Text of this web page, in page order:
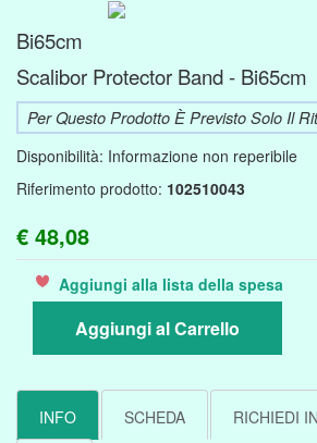
Bi65cm
Scalibor Protector Band - Bi65cm
Per Questo Prodotto È Previsto Solo Il
Disponibilità: Informazione non reperibile
Riferimento prodotto: 102510043
€ 48,08
Aggiungi alla lista della spesa
Aggiungi al Carrello
INFO SCHEDA RICHIEDI